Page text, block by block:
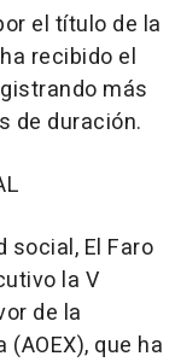
el título de la
recibido el
más
de duración.
social, El Faro
la V
de la
que ha